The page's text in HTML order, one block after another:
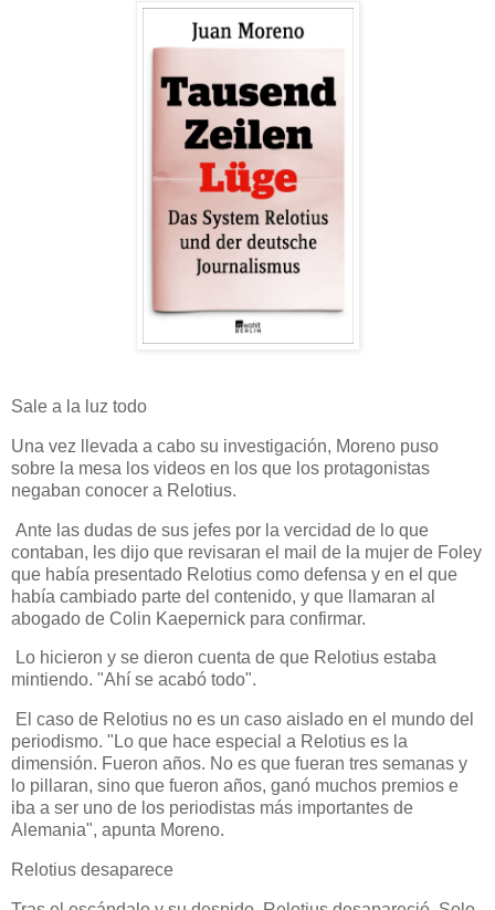
Sale a la luz todo
Una vez llevada a cabo su investigación, Moreno puso
sobre la mesa los videos en los que los protagonistas
negaban conocer a Relotius.
Ante las dudas de sus jefes por la vercidad de lo que
contaban, les dijo que revisaran el mail de la mujer de Foley
que había presentado Relotius como defensa y en el que
había cambiado parte del contenido, y que llamaran al
abogado de Colin Kaepernick para confirmar.
Lo hicieron y se dieron cuenta de que Relotius estaba
mintiendo. "Ahí se acabó todo".
El caso de Relotius no es un caso aislado en el mundo del
periodismo. "Lo que hace especial a Relotius es la
dimensión. Fueron años. No es que fueran tres semanas y
lo pillaran, sino que fueron años, ganó muchos premios e
iba a ser uno de los periodistas más importantes de
Alemania", apunta Moreno.
Relotius desaparece